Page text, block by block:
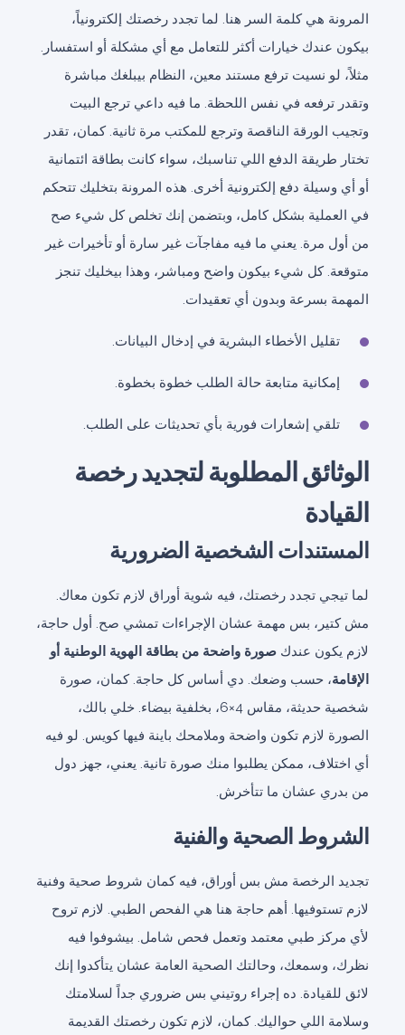
المرونة هي كلمة السر هنا. لما تجدد رخصتك إلكترونياً،
بيكون عندك خيارات أكثر للتعامل مع أي مشكلة أو استفسار.
مثلاً، لو نسيت ترفع مستند معين، النظام بيبلغك مباشرة
وتقدر ترفعه في نفس اللحظة. ما فيه داعي ترجع البيت
وتجيب الورقة الناقصة وترجع للمكتب مرة ثانية. كمان، تقدر
تختار طريقة الدفع اللي تناسبك، سواء كانت بطاقة ائتمانية
أو أي وسيلة دفع إلكترونية أخرى. هذه المرونة بتخليك تتحكم
في العملية بشكل كامل، وبتضمن إنك تخلص كل شيء صح
من أول مرة. يعني ما فيه مفاجآت غير سارة أو تأخيرات غير
متوقعة. كل شيء بيكون واضح ومباشر، وهذا بيخليك تنجز
المهمة بسرعة وبدون أي تعقيدات.
تقليل الأخطاء البشرية في إدخال البيانات.
إمكانية متابعة حالة الطلب خطوة بخطوة.
تلقي إشعارات فورية بأي تحديثات على الطلب.
الوثائق المطلوبة لتجديد رخصة
القيادة
المستندات الشخصية الضرورية
لما تيجي تجدد رخصتك، فيه شوية أوراق لازم تكون معاك.
مش كتير، بس مهمة عشان الإجراءات تمشي صح. أول حاجة،
لازم يكون عندك صورة واضحة من بطاقة الهوية الوطنية أو
الإقامة، حسب وضعك. دي أساس كل حاجة. كمان، صورة
شخصية حديثة، مقاس 4×6، بخلفية بيضاء. خلي بالك،
الصورة لازم تكون واضحة وملامحك باينة فيها كويس. لو فيه
أي اختلاف، ممكن يطلبوا منك صورة تانية. يعني، جهز دول
من بدري عشان ما تتأخرش.
الشروط الصحية والفنية
تجديد الرخصة مش بس أوراق، فيه كمان شروط صحية وفنية
لازم تستوفيها. أهم حاجة هنا هي الفحص الطبي. لازم تروح
لأي مركز طبي معتمد وتعمل فحص شامل. بيشوفوا فيه
نظرك، وسمعك، وحالتك الصحية العامة عشان يتأكدوا إنك
لائق للقيادة. ده إجراء روتيني بس ضروري جداً لسلامتك
وسلامة اللي حواليك. كمان، لازم تكون رخصتك القديمة